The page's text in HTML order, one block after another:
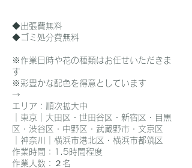
◆出張費無料
◆ゴミ処分費無料
※作業日時や花の種類はお任せいただきま
す
※彩豊かな配色を得意としています
→
エリア：順次拡大中
｜東京｜大田区・世田谷区・新宿区・目黒
区・渋谷区・中野区・武蔵野市・文京区
｜神奈川｜横浜市港北区・横浜市都筑区
作業時間：1.5時間程度
作業人数：２名